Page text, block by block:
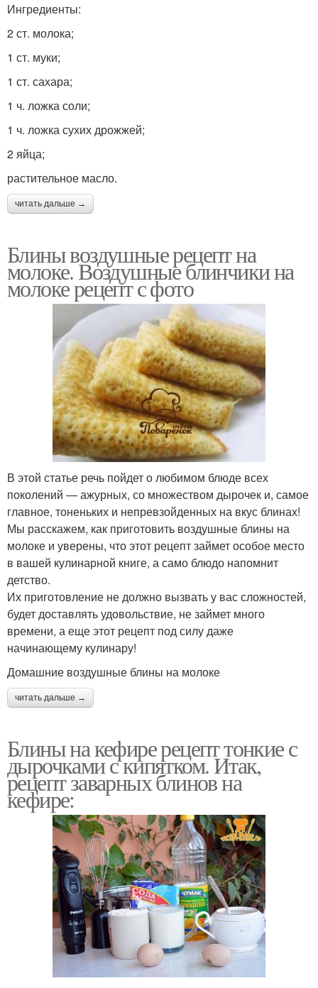
Ингредиенты:
2 ст. молока;
1 ст. муки;
1 ст. сахара;
1 ч. ложка соли;
1 ч. ложка сухих дрожжей;
2 яйца;
растительное масло.
читать дальше →
Блины воздушные рецепт на
молоке. Воздушные блинчики на
молоке рецепт с фото
В этой статье речь пойдет о любимом блюде всех
поколений — ажурных, со множеством дырочек и, самое
главное, тоненьких и непревзойденных на вкус блинах!
Мы расскажем, как приготовить воздушные блины на
молоке и уверены, что этот рецепт займет особое место
в вашей кулинарной книге, а само блюдо напомнит
детство.
Их приготовление не должно вызвать у вас сложностей,
будет доставлять удовольствие, не займет много
времени, а еще этот рецепт под силу даже
начинающему кулинару!
Домашние воздушные блины на молоке
читать дальше →
Блины на кефире рецепт тонкие с
дырочками с кипятком. Итак,
рецепт заварных блинов на
кефире: